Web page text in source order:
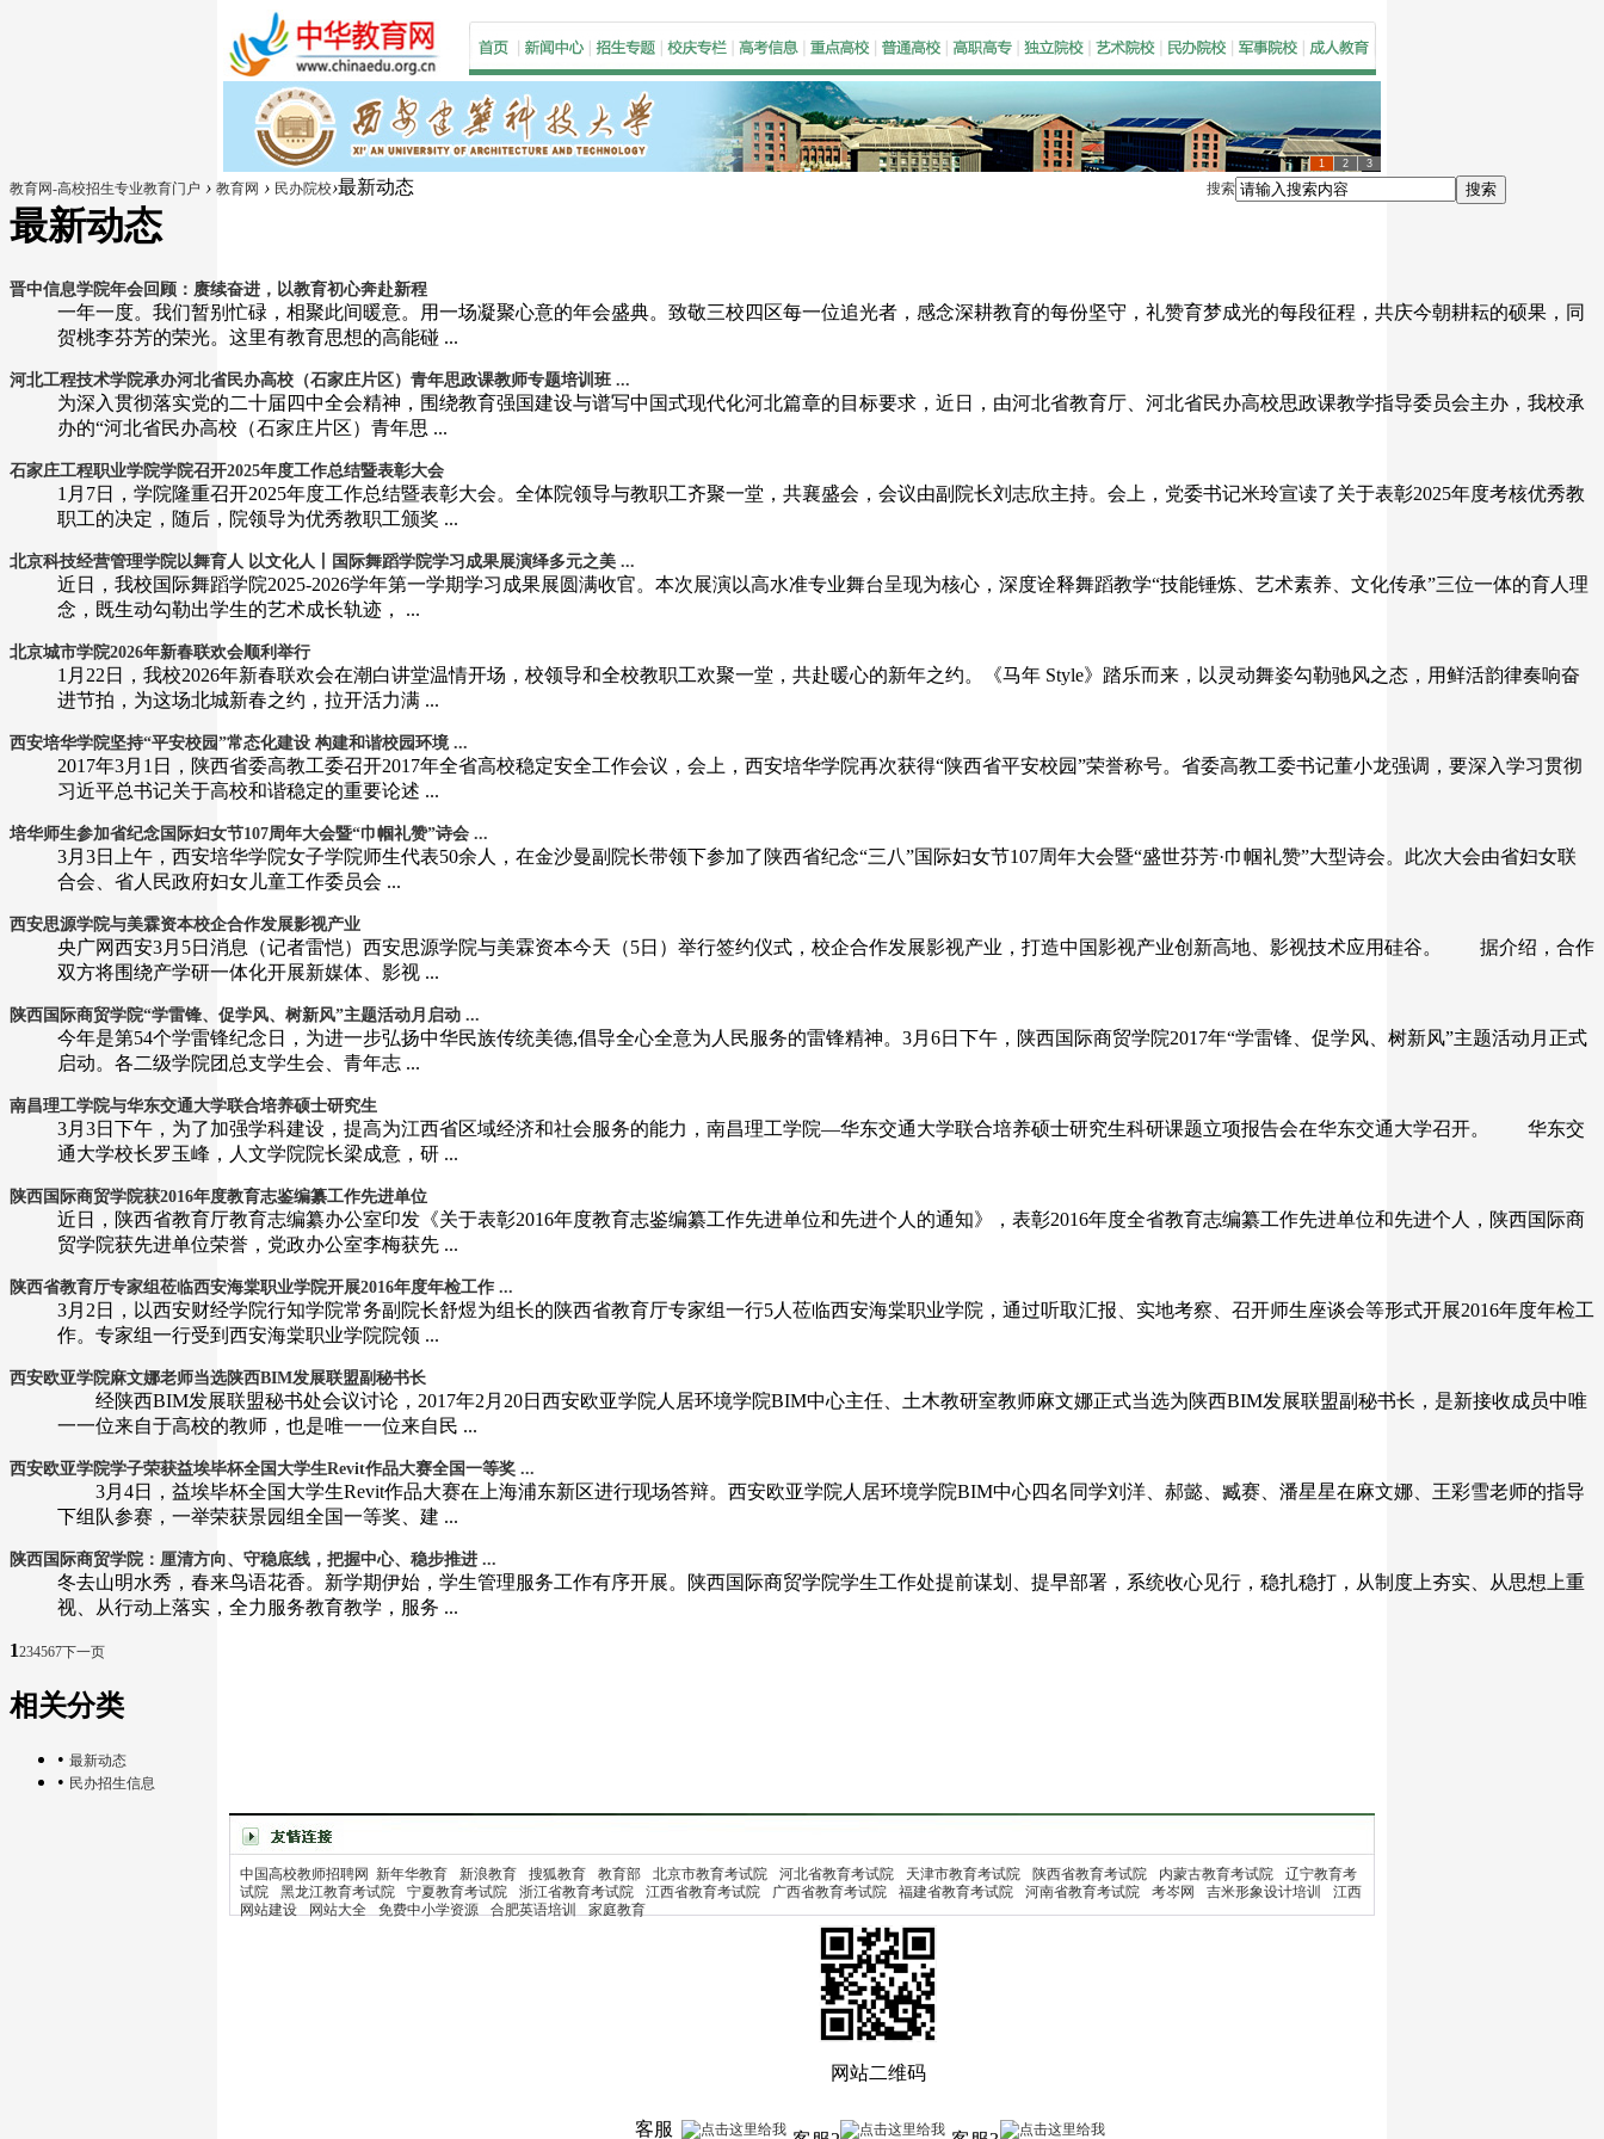
1 2 3
搜索 搜索
教育网-高校招生专业教育门户 › 教育网 › 民办院校›最新动态
最新动态
晋中信息学院年会回顾：赓续奋进，以教育初心奔赴新程
一年一度。我们暂别忙碌，相聚此间暖意。用一场凝聚心意的年会盛典。致敬三校四区每一位追光者，感念深耕教育的每份坚守，礼赞育梦成光的每段征程，共庆今朝耕耘的硕果，同
贺桃李芬芳的荣光。这里有教育思想的高能碰 ...
河北工程技术学院承办河北省民办高校（石家庄片区）青年思政课教师专题培训班 ...
为深入贯彻落实党的二十届四中全会精神，围绕教育强国建设与谱写中国式现代化河北篇章的目标要求，近日，由河北省教育厅、河北省民办高校思政课教学指导委员会主办，我校承
办的“河北省民办高校（石家庄片区）青年思 ...
石家庄工程职业学院学院召开2025年度工作总结暨表彰大会
1月7日，学院隆重召开2025年度工作总结暨表彰大会。全体院领导与教职工齐聚一堂，共襄盛会，会议由副院长刘志欣主持。会上，党委书记米玲宣读了关于表彰2025年度考核优秀教
职工的决定，随后，院领导为优秀教职工颁奖 ...
北京科技经营管理学院以舞育人 以文化人丨国际舞蹈学院学习成果展演绎多元之美 ...
近日，我校国际舞蹈学院2025-2026学年第一学期学习成果展圆满收官。本次展演以高水准专业舞台呈现为核心，深度诠释舞蹈教学“技能锤炼、艺术素养、文化传承”三位一体的育人理
念，既生动勾勒出学生的艺术成长轨迹， ...
北京城市学院2026年新春联欢会顺利举行
1月22日，我校2026年新春联欢会在潮白讲堂温情开场，校领导和全校教职工欢聚一堂，共赴暖心的新年之约。《马年 Style》踏乐而来，以灵动舞姿勾勒驰风之态，用鲜活韵律奏响奋
进节拍，为这场北城新春之约，拉开活力满 ...
西安培华学院坚持“平安校园”常态化建设 构建和谐校园环境 ...
2017年3月1日，陕西省委高教工委召开2017年全省高校稳定安全工作会议，会上，西安培华学院再次获得“陕西省平安校园”荣誉称号。省委高教工委书记董小龙强调，要深入学习贯彻
习近平总书记关于高校和谐稳定的重要论述 ...
培华师生参加省纪念国际妇女节107周年大会暨“巾帼礼赞”诗会 ...
3月3日上午，西安培华学院女子学院师生代表50余人，在金沙曼副院长带领下参加了陕西省纪念“三八”国际妇女节107周年大会暨“盛世芬芳·巾帼礼赞”大型诗会。此次大会由省妇女联
合会、省人民政府妇女儿童工作委员会 ...
西安思源学院与美霖资本校企合作发展影视产业
央广网西安3月5日消息（记者雷恺）西安思源学院与美霖资本今天（5日）举行签约仪式，校企合作发展影视产业，打造中国影视产业创新高地、影视技术应用硅谷。 据介绍，合作
双方将围绕产学研一体化开展新媒体、影视 ...
陕西国际商贸学院“学雷锋、促学风、树新风”主题活动月启动 ...
今年是第54个学雷锋纪念日，为进一步弘扬中华民族传统美德,倡导全心全意为人民服务的雷锋精神。3月6日下午，陕西国际商贸学院2017年“学雷锋、促学风、树新风”主题活动月正式
启动。各二级学院团总支学生会、青年志 ...
南昌理工学院与华东交通大学联合培养硕士研究生
3月3日下午，为了加强学科建设，提高为江西省区域经济和社会服务的能力，南昌理工学院—华东交通大学联合培养硕士研究生科研课题立项报告会在华东交通大学召开。 华东交
通大学校长罗玉峰，人文学院院长梁成意，研 ...
陕西国际商贸学院获2016年度教育志鉴编纂工作先进单位
近日，陕西省教育厅教育志编纂办公室印发《关于表彰2016年度教育志鉴编纂工作先进单位和先进个人的通知》，表彰2016年度全省教育志编纂工作先进单位和先进个人，陕西国际商
贸学院获先进单位荣誉，党政办公室李梅获先 ...
陕西省教育厅专家组莅临西安海棠职业学院开展2016年度年检工作 ...
3月2日，以西安财经学院行知学院常务副院长舒煜为组长的陕西省教育厅专家组一行5人莅临西安海棠职业学院，通过听取汇报、实地考察、召开师生座谈会等形式开展2016年度年检工
作。专家组一行受到西安海棠职业学院院领 ...
西安欧亚学院麻文娜老师当选陕西BIM发展联盟副秘书长
经陕西BIM发展联盟秘书处会议讨论，2017年2月20日西安欧亚学院人居环境学院BIM中心主任、土木教研室教师麻文娜正式当选为陕西BIM发展联盟副秘书长，是新接收成员中唯
一一位来自于高校的教师，也是唯一一位来自民 ...
西安欧亚学院学子荣获益埃毕杯全国大学生Revit作品大赛全国一等奖 ...
3月4日，益埃毕杯全国大学生Revit作品大赛在上海浦东新区进行现场答辩。西安欧亚学院人居环境学院BIM中心四名同学刘洋、郝懿、臧赛、潘星星在麻文娜、王彩雪老师的指导
下组队参赛，一举荣获景园组全国一等奖、建 ...
陕西国际商贸学院：厘清方向、守稳底线，把握中心、稳步推进 ...
冬去山明水秀，春来鸟语花香。新学期伊始，学生管理服务工作有序开展。陕西国际商贸学院学生工作处提前谋划、提早部署，系统收心见行，稳扎稳打，从制度上夯实、从思想上重
视、从行动上落实，全力服务教育教学，服务 ...
1234567下一页
相关分类
• 最新动态
• 民办招生信息
中国高校教师招聘网 新年华教育 新浪教育 搜狐教育 教育部 北京市教育考试院 河北省教育考试院 天津市教育考试院 陕西省教育考试院 内蒙古教育考试院
辽宁教育考
试院
黑龙江教育考试院 宁夏教育考试院 浙江省教育考试院 江西省教育考试院 广西省教育考试院 福建省教育考试院 河南省教育考试院 考岑网 吉米形象设计培训
江西
网站建设
网站大全 免费中小学资源 合肥英语培训 家庭教育
网站二维码
客服